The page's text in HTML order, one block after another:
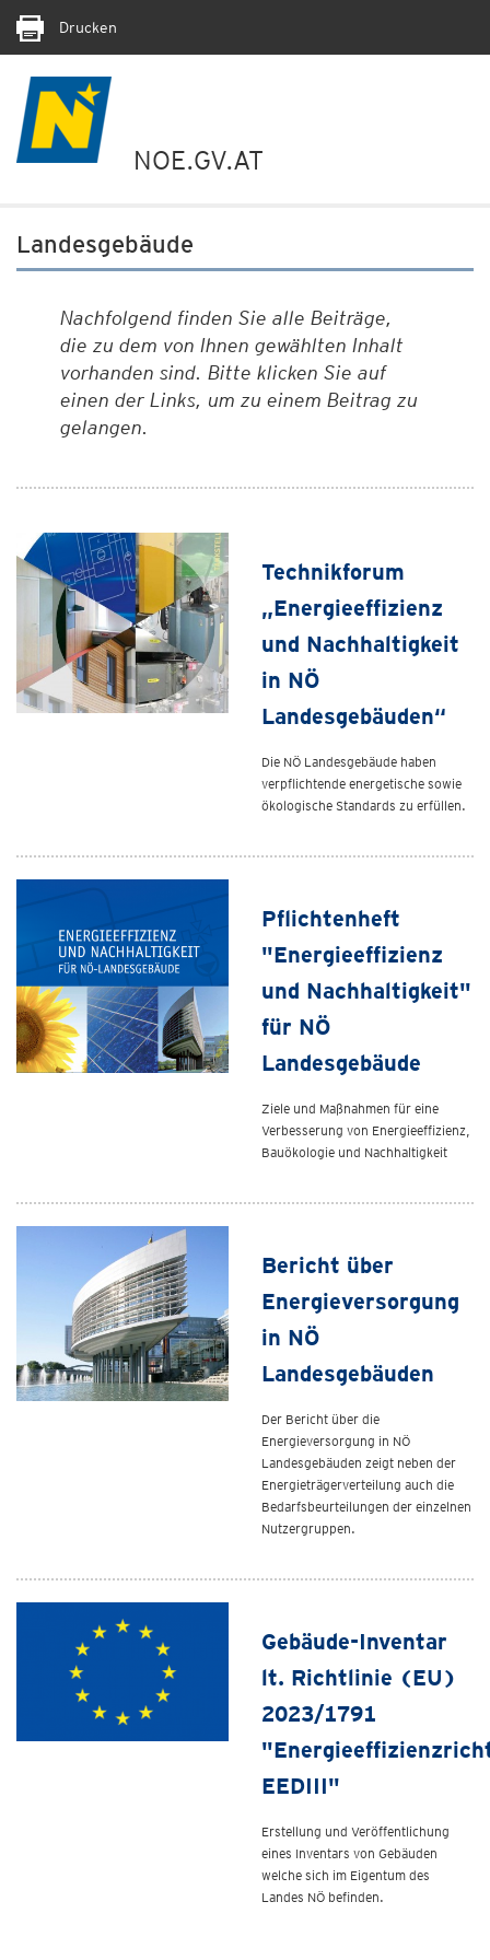
Drucken
NOE.GV.AT
Landesgebäude
Nachfolgend finden Sie alle Beiträge,
die zu dem von Ihnen gewählten Inhalt
vorhanden sind. Bitte klicken Sie auf
einen der Links, um zu einem Beitrag zu
gelangen.
Technikforum
„Energieeffizienz
und Nachhaltigkeit
in NÖ
Landesgebäuden“
Die NÖ Landesgebäude haben
verpflichtende energetische sowie
ökologische Standards zu erfüllen.
Pflichtenheft
"Energieeffizienz
und Nachhaltigkeit"
für NÖ
Landesgebäude
Ziele und Maßnahmen für eine
Verbesserung von Energieeffizienz,
Bauökologie und Nachhaltigkeit
Bericht über
Energieversorgung
in NÖ
Landesgebäuden
Der Bericht über die
Energieversorgung in NÖ
Landesgebäuden zeigt neben der
Energieträgerverteilung auch die
Bedarfsbeurteilungen der einzelnen
Nutzergruppen.
Gebäude-Inventar
lt. Richtlinie (EU)
2023/1791
EEDIII"
Erstellung und Veröffentlichung
eines Inventars von Gebäuden
welche sich im Eigentum des
Landes NÖ befinden.